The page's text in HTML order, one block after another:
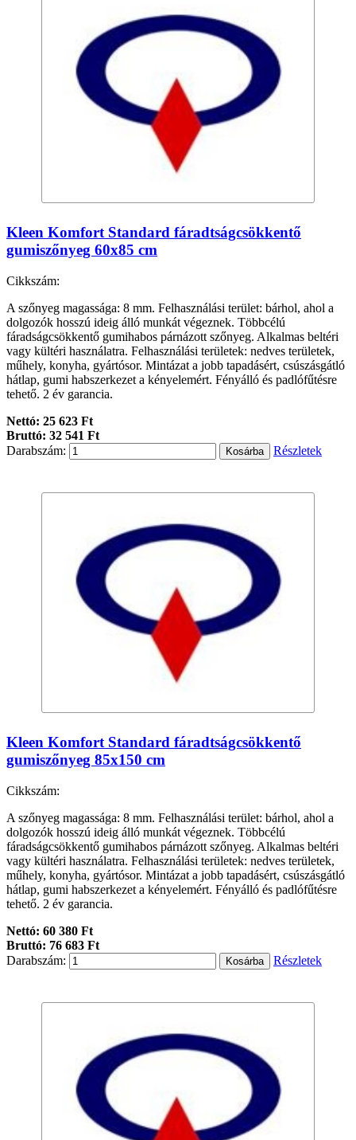
Kleen Komfort Standard fáradtságcsökkentő
gumiszőnyeg 60x85 cm
Cikkszám:
A szőnyeg magassága: 8 mm. Felhasználási terület: bárhol, ahol a
dolgozók hosszú ideig álló munkát végeznek. Többcélú
fáradságcsökkentő gumihabos párnázott szőnyeg. Alkalmas beltéri
vagy kültéri használatra. Felhasználási területek: nedves területek,
műhely, konyha, gyártósor. Mintázat a jobb tapadásért, csúszásgátló
hátlap, gumi habszerkezet a kényelemért. Fényálló és padlófűtésre
tehető. 2 év garancia.
Nettó: 25 623 Ft
Bruttó: 32 541 Ft
Darabszám:
Részletek
Kleen Komfort Standard fáradtságcsökkentő
gumiszőnyeg 85x150 cm
Cikkszám:
A szőnyeg magassága: 8 mm. Felhasználási terület: bárhol, ahol a
dolgozók hosszú ideig álló munkát végeznek. Többcélú
fáradságcsökkentő gumihabos párnázott szőnyeg. Alkalmas beltéri
vagy kültéri használatra. Felhasználási területek: nedves területek,
műhely, konyha, gyártósor. Mintázat a jobb tapadásért, csúszásgátló
hátlap, gumi habszerkezet a kényelemért. Fényálló és padlófűtésre
tehető. 2 év garancia.
Nettó: 60 380 Ft
Bruttó: 76 683 Ft
Darabszám:
Részletek